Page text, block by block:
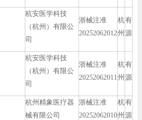
杭安医学科技
（杭州）有限公
司
浙械注准
20252062012
杭
州
有
源
杭安医学科技
（杭州）有限公
司
浙械注准
20252062011
杭
州
有
源
杭州精象医疗器
械有限公司
浙械注准
20252062010
杭
州
有
源